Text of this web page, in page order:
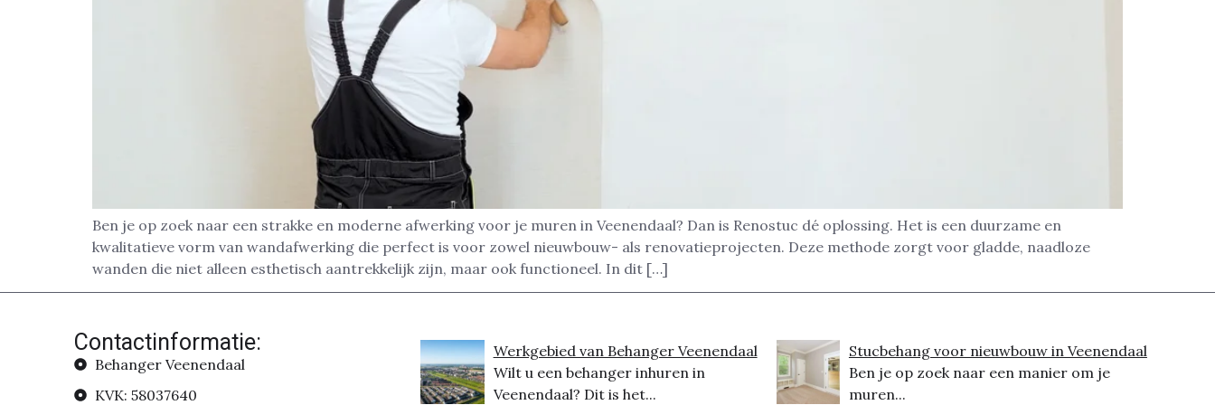
Ben je op zoek naar een strakke en moderne afwerking voor je muren in Veenendaal? Dan is Renostuc dé oplossing. Het is een duurzame en
kwalitatieve vorm van wandafwerking die perfect is voor zowel nieuwbouw- als renovatieprojecten. Deze methode zorgt voor gladde, naadloze
wanden die niet alleen esthetisch aantrekkelijk zijn, maar ook functioneel. In dit […]
Contactinformatie:
Behanger Veenendaal
KVK: 58037640
Werkgebied van Behanger Veenendaal
Wilt u een behanger inhuren in
Veenendaal? Dit is het...
Stucbehang voor nieuwbouw in Veenendaal
Ben je op zoek naar een manier om je
muren...